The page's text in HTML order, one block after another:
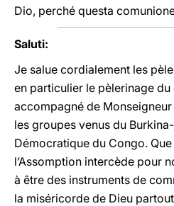
Dio, perché questa
Saluti:
Je salue cordialement les
en particulier le pèlerinage
accompagné de
les groupes venus du
Démocratique du Congo.
l’Assomption intercède pour
à être des instruments de
la miséricorde de Dieu